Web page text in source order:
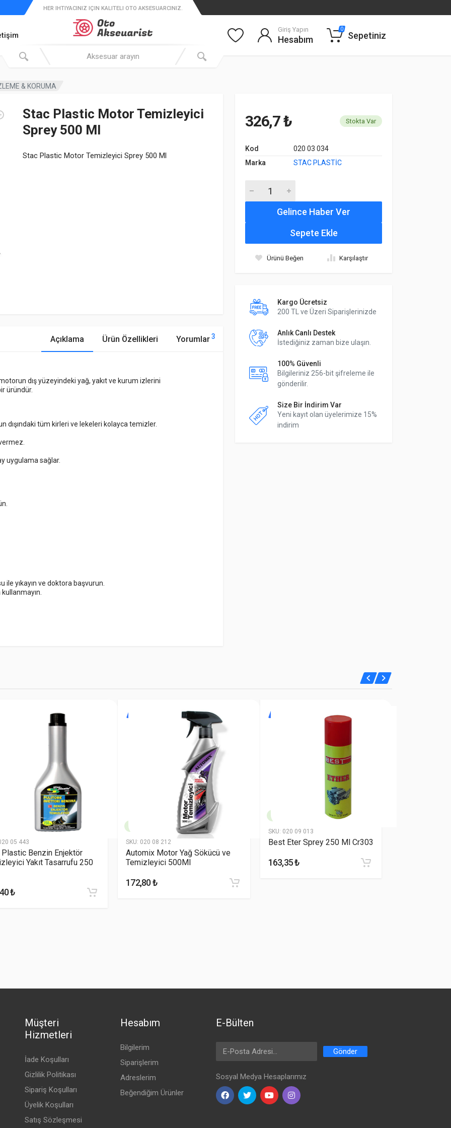
HER IHTIYACINIZ IÇIN KALITELI OTO AKSESUARCINIZ.
Giriş Yapın
Hesabım
0
Sepetiniz
& KORUMA
Stac Plastic Motor Temizleyici
Sprey 500 Ml
Stac Plastic Motor Temizleyici Sprey 500 Ml
326,7 ₺ Stokta Var
Kod
020 03 034
Marka
STAC PLASTİC
Gelince Haber Ver
Sepete Ekle
Ürünü Beğen Karşılaştır
Kargo Ücretsiz
200 TL ve Üzeri Siparişlerinizde
Anlık Canlı Destek
İstediğiniz zaman bize ulaşın.
100% Güvenli
Bilgileriniz 256-bit şifreleme ile
gönderilir.
Size Bir İndirim Var
Yeni kayıt olan üyelerimize 15%
indirim
Açıklama Ürün Özellikleri Yorumlar3
dış yüzeyindeki yağ, yakıt ve kurum izlerini
üründür.
dışındaki tüm kirleri ve lekeleri kolayca temizler.
uygulama sağlar.
yıkayın ve doktora başvurun.
kullanmayın.
$569.00
05 443
Benzin Enjektör
Yakıt Tasarrufu 250
₺
SKU: 020 08 212
Automix Motor Yağ Sökücü ve
Temizleyici 500Ml
172,80 ₺
SKU: 020 09 013
Best Eter Sprey 250 Ml Cr303
163,35 ₺
Müşteri
Hizmetleri
İade Koşulları
Gizlilik Politikası
Sipariş Koşulları
Üyelik Koşulları
Satış Sözleşmesi
Hesabım
Bilgilerim
Siparişlerim
Adreslerim
Beğendiğim Ürünler
E-Bülten
Email Address Gönder
Sosyal Medya Hesaplarımız